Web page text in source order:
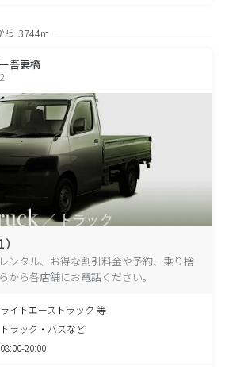
ら 3744m
吾妻橋
ンタル、お得な割引料金や予約、乗り捨
から各店舗にお電話ください。
ライトエーストラック 等
トラック・バスなど
08:00-20:00